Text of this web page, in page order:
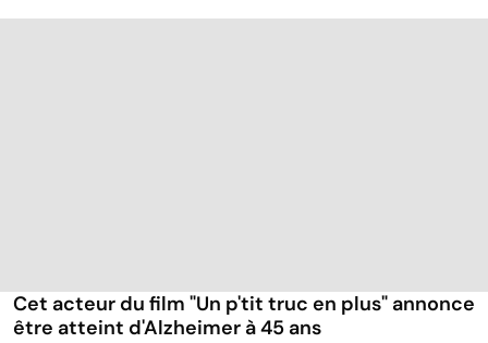
Cet acteur du film "Un p'tit truc en plus" annonce
être atteint d'Alzheimer à 45 ans